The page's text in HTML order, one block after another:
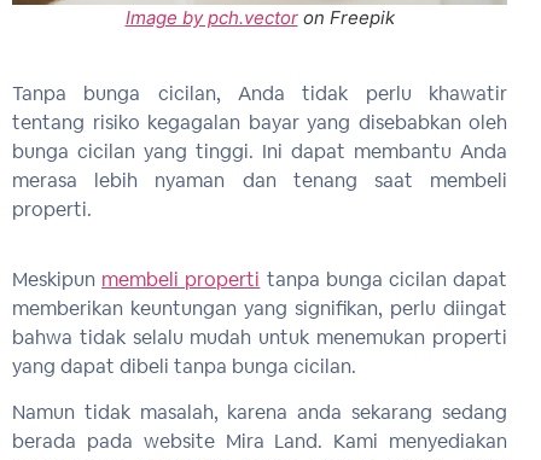
Image by pch.vectoron Freepik
Tanpa bunga cicilan, Anda tidak perlu khawatir
tentang risiko kegagalan bayar yang disebabkan oleh
bunga cicilan yang tinggi. Ini dapat membantu Anda
merasa lebih nyaman dan tenang saat membeli
properti.
Meskipun membeli properti tanpa bunga cicilan dapat
memberikan keuntungan yang signifikan, perlu diingat
bahwa tidak selalu mudah untuk menemukan properti
yang dapat dibeli tanpa bunga cicilan.
Namun tidak masalah, karena anda sekarang sedang
berada pada website Mira Land. Kami menyediakan